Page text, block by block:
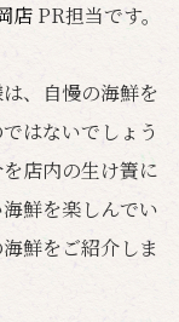
店 PR担当です。
、自慢の海鮮を
はないでしょう
店内の生け簀に
鮮を楽しんでい
鮮をご紹介しま